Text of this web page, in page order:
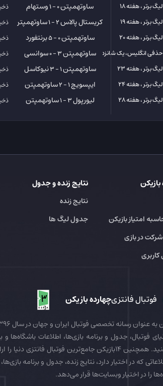
لیگ برتر ، هفته 18
ساوتهمپتن0 - 1 وستهام
لیگ برتر ، هفته 19
کریستال پالاس2 - 1 ساوتهمپتن
لیگ برتر ، هفته 20
ساوتهمپتن0 - 5 برنتفورد
حذفی انگلیس، یک شانزدهمساوتهمپتن3 - 0 سوانسی
لیگ برتر ، هفته 23
ساوتهمپتن1 - 3 نیوکاسل
لیگ برتر ، هفته 24
ایپسویچ1 - 2 ساوتهمپتن
لیگ برتر ، هفته 28
لیورپول3 - 1 ساوتهمپتن
امتیاز بازیکن
در بازی
کاربری
نتایج زنده و جدول
نتایج زنده
جدول لیگ ها
فوتبال فانتزیچهارده بازیکن
فوتبال، جدول و برنامه بازی‌ها، اطلاعات باشگاه‌ها و
که در اختیار دارد، نتایج زنده، جدول و برنامه
را در اختیار وبسایت‌ها قرار می‌دهد.